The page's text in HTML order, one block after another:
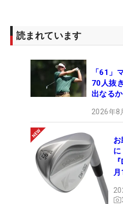
読まれています
「61」
70人抜
出なるか
2026年8